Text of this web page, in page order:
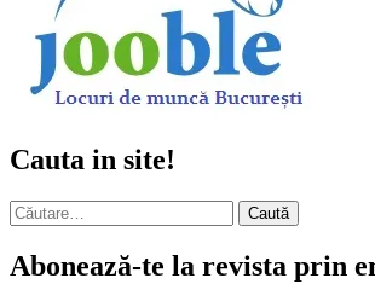
Cauta in site!
Caută
după:
Abonează-te la revista prin